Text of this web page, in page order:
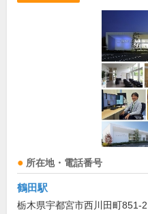
所在地・電話番号
鶴田駅
栃木県宇都宮市西川田町851-2